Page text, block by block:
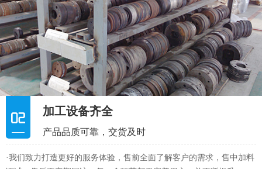
产品品质可靠，交货及时
·我们致力打造更好的服务体验，售前全面了解客户的需求，售中加料
调试，售后不定期回访，每一个环节都贯穿着用心，并不断提升。
·客服7*24小时全天候在线，为您解决问题，专业团队服务，为客户省
时、省力、省事、省钱。